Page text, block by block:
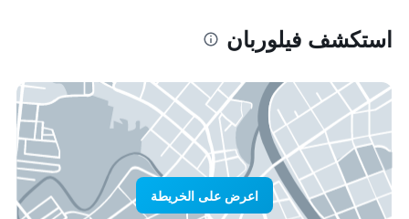
استكشف فيلوربان
اعرض على الخريطة